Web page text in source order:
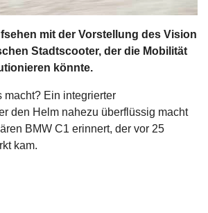
mit der Vorstellung des Vision
Stadtscooter, der die Mobilität
könnte.
macht? Ein integrierter
den Helm nahezu überflüssig macht
BMW C1 erinnert, der vor 25
kam.